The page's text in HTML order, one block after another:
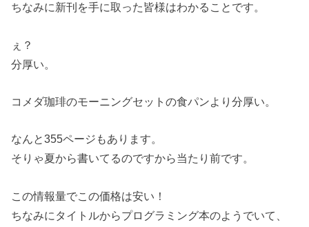
ちなみに新刊を手に取った皆様はわかることです。
ぇ？
分厚い。
コメダ珈琲のモーニングセットの食パンより分厚い。
なんと355ページもあります。
そりゃ夏から書いてるのですから当たり前です。
この情報量でこの価格は安い！
ちなみにタイトルからプログラミング本のようでいて、